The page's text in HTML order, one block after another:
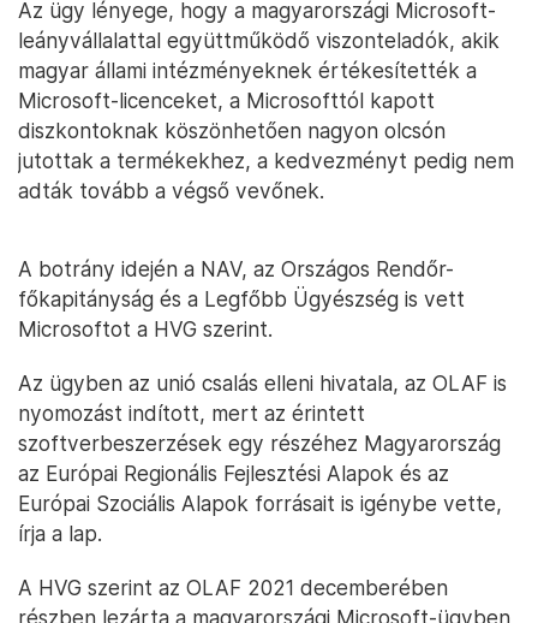
Az ügy lényege, hogy a magyarországi Microsoft-
leányvállalattal együttműködő viszonteladók, akik
magyar állami intézményeknek értékesítették a
Microsoft-licenceket, a Microsofttól kapott
diszkontoknak köszönhetően nagyon olcsón
jutottak a termékekhez, a kedvezményt pedig nem
adták tovább a végső vevőnek.
A botrány idején a NAV, az Országos Rendőr-
főkapitányság és a Legfőbb Ügyészség is vett
Microsoftot a HVG szerint.
Az ügyben az unió csalás elleni hivatala, az OLAF is
nyomozást indított, mert az érintett
szoftverbeszerzések egy részéhez Magyarország
az Európai Regionális Fejlesztési Alapok és az
Európai Szociális Alapok forrásait is igénybe vette,
írja a lap.
A HVG szerint az OLAF 2021 decemberében
részben lezárta a magyarországi Microsoft-ügyben